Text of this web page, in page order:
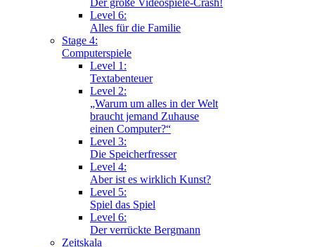
Level 6:
Alles für die Familie
Stage 4:
Computerspiele
Level 1:
Textabenteuer
Level 2:
„Warum um alles in der Welt
braucht jemand Zuhause
einen Computer?“
Level 3:
Die Speicherfresser
Level 4:
Aber ist es wirklich Kunst?
Level 5:
Spiel das Spiel
Level 6:
Der verrückte Bergmann
Zeitskala